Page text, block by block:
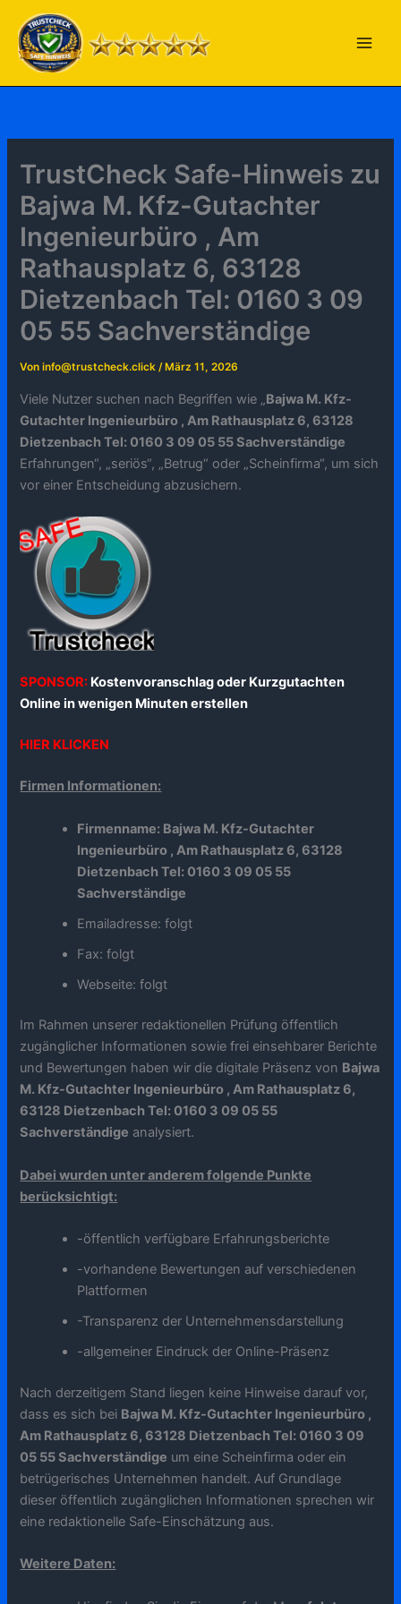
Inhalt
springen
TrustCheck Safe-Hinweis zu
Bajwa M. Kfz-Gutachter
Ingenieurbüro , Am
Rathausplatz 6, 63128
Dietzenbach Tel: 0160 3 09
05 55 Sachverständige
Voninfo@trustcheck.click/ März 11, 2026
Viele Nutzer suchen nach Begriffen wie „Bajwa M. Kfz-
Gutachter Ingenieurbüro , Am Rathausplatz 6, 63128
Dietzenbach Tel: 0160 3 09 05 55 Sachverständige
Erfahrungen“, „seriös“, „Betrug“ oder „Scheinfirma“, um sich
vor einer Entscheidung abzusichern.
SPONSOR: Kostenvoranschlag oder Kurzgutachten
Online in wenigen Minuten erstellen
HIER KLICKEN
Firmen Informationen:
Firmenname: Bajwa M. Kfz-Gutachter
Ingenieurbüro , Am Rathausplatz 6, 63128
Dietzenbach Tel: 0160 3 09 05 55
Sachverständige
Emailadresse: folgt
Fax: folgt
Webseite: folgt
Im Rahmen unserer redaktionellen Prüfung öffentlich
zugänglicher Informationen sowie frei einsehbarer Berichte
und Bewertungen haben wir die digitale Präsenz von Bajwa
M. Kfz-Gutachter Ingenieurbüro , Am Rathausplatz 6,
63128 Dietzenbach Tel: 0160 3 09 05 55
Sachverständige analysiert.
Dabei wurden unter anderem folgende Punkte
berücksichtigt:
-öffentlich verfügbare Erfahrungsberichte
-vorhandene Bewertungen auf verschiedenen
Plattformen
-Transparenz der Unternehmensdarstellung
-allgemeiner Eindruck der Online-Präsenz
Nach derzeitigem Stand liegen keine Hinweise darauf vor,
dass es sich bei Bajwa M. Kfz-Gutachter Ingenieurbüro ,
Am Rathausplatz 6, 63128 Dietzenbach Tel: 0160 3 09
05 55 Sachverständige um eine Scheinfirma oder ein
betrügerisches Unternehmen handelt. Auf Grundlage
dieser öffentlich zugänglichen Informationen sprechen wir
eine redaktionelle Safe-Einschätzung aus.
Weitere Daten: